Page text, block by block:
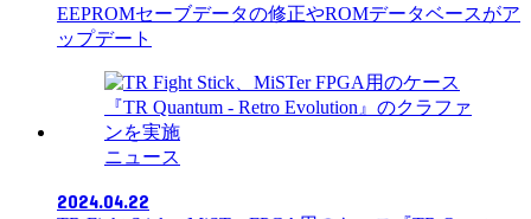
EEPROMセーブデータの修正やROMデータベースがア
ップデート
ニュース
2024.04.22